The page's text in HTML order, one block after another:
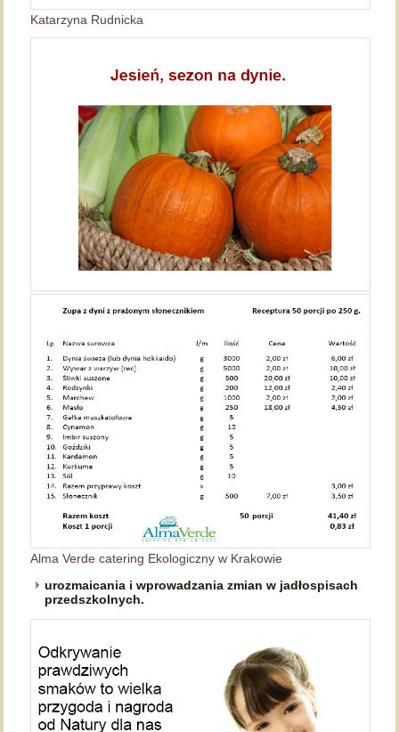
Katarzyna Rudnicka
Alma Verde catering Ekologiczny w Krakowie
urozmaicania i wprowadzania zmian w jadłospisach
przedszkolnych.